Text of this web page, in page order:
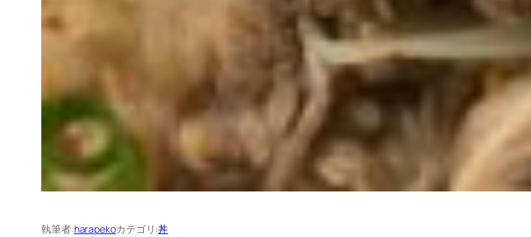
執筆者:harapekoカテゴリ:丼